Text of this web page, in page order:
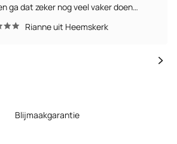
ga dat zeker nog veel vaker doen…
Rianne uit Heemskerk
Blijmaakgarantie